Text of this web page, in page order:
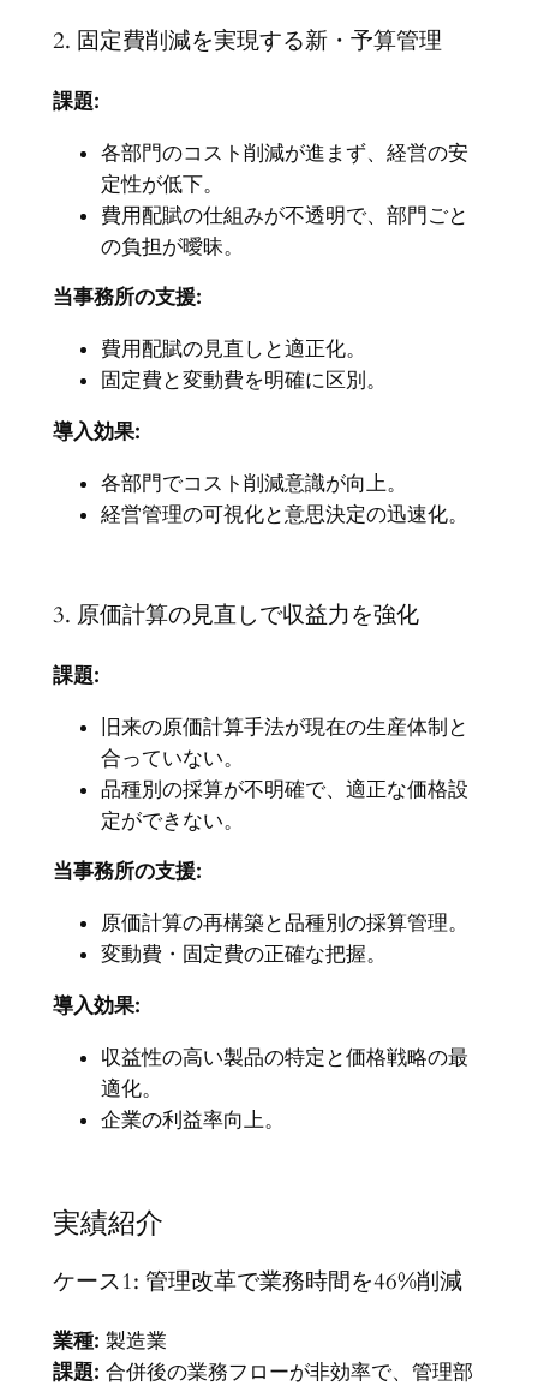
2. 固定費削減を実現する新・予算管理
課題:
各部門のコスト削減が進まず、経営の安
定性が低下。
費用配賦の仕組みが不透明で、部門ごと
の負担が曖昧。
当事務所の支援:
費用配賦の見直しと適正化。
固定費と変動費を明確に区別。
導入効果:
各部門でコスト削減意識が向上。
経営管理の可視化と意思決定の迅速化。
3. 原価計算の見直しで収益力を強化
課題:
旧来の原価計算手法が現在の生産体制と
合っていない。
品種別の採算が不明確で、適正な価格設
定ができない。
当事務所の支援:
原価計算の再構築と品種別の採算管理。
変動費・固定費の正確な把握。
導入効果:
収益性の高い製品の特定と価格戦略の最
適化。
企業の利益率向上。
実績紹介
ケース1: 管理改革で業務時間を46%削減
業種: 製造業
課題: 合併後の業務フローが非効率で、管理部